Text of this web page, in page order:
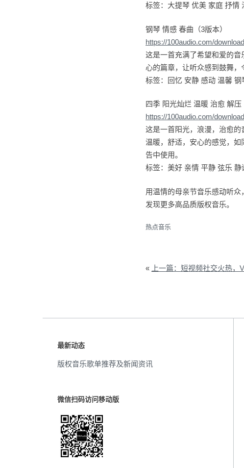
标签：大提琴 优美 家庭 抒情
钢琴 情感 春曲（3版本）
https://100audio.com/
这是一首充满了希望和爱的
心的篇章，让听众感到鼓舞，
标签：回忆 安静 感动 温馨 钢
四季 阳光灿烂 温暖 治愈 解压
https://100audio.com/
这是一首阳光，浪漫，治愈
温暖，舒适，安心的感觉，
告中使用。
标签：美好 亲情 平静 弦乐 静
用温情的母亲节音乐感动听众
发现更多高品质版权音乐。
热点音乐
« 上一篇：短视频社交火热，Vlog
最新动态
版权音乐歌单推荐及新闻资讯
微信扫码访问移动版